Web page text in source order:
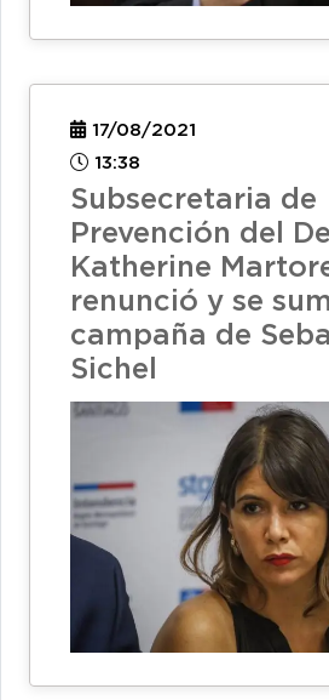
17/08/2021
13:38
Subsecretaria de
Prevención del
Katherine
renunció y se
campaña de
Sichel